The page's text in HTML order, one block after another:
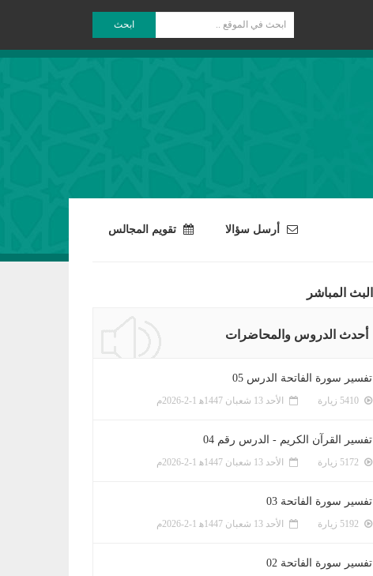
ابحث
أرسل سؤالا تقويم المجالس
البث المباشر
أحدث الدروس والمحاضرات
تفسير سورة الفاتحة الدرس 05
الأحد 13 شعبان 1447ﻫ 1-2-2026م
تفسير القرآن الكريم - الدرس رقم 04
الأحد 13 شعبان 1447ﻫ 1-2-2026م
تفسير سورة الفاتحة 03
الأحد 13 شعبان 1447ﻫ 1-2-2026م
تفسير سورة الفاتحة 02